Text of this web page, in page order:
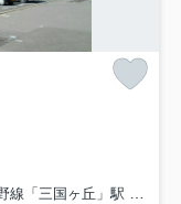
「三国ヶ丘」駅 徒歩10分